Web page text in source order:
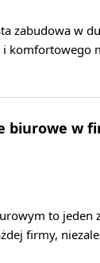
zabudowa w
komfortowego
biurowe w
to jeden
firmy,